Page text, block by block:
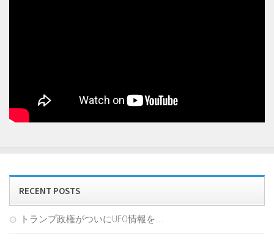
RECENT POSTS
トランプ政権がついにUFO情報を…